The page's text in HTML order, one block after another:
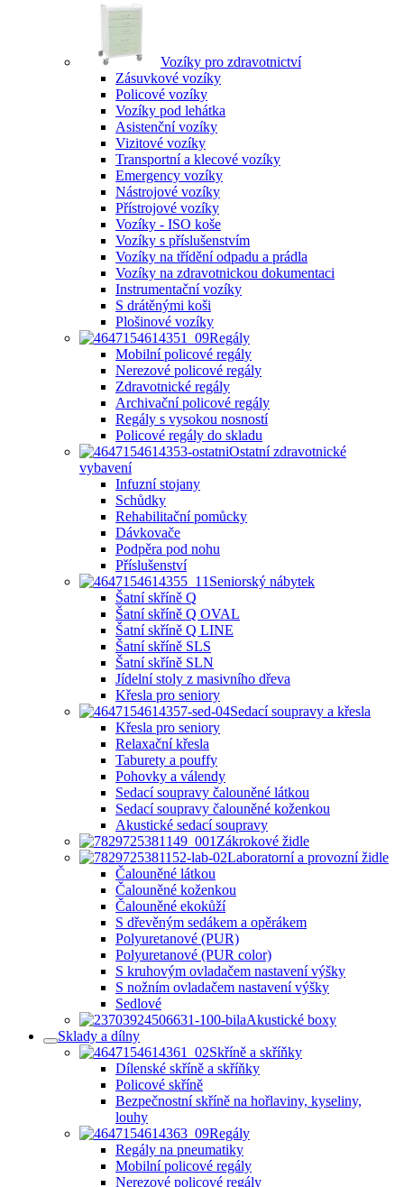
Vozíky pro zdravotnictví
Zásuvkové vozíky
Policové vozíky
Vozíky pod lehátka
Asistenční vozíky
Vizitové vozíky
Transportní a klecové vozíky
Emergency vozíky
Nástrojové vozíky
Přístrojové vozíky
Vozíky - ISO koše
Vozíky s příslušenstvím
Vozíky na třídění odpadu a prádla
Vozíky na zdravotnickou dokumentaci
Instrumentační vozíky
S drátěnými koši
Plošinové vozíky
Regály
Mobilní policové regály
Nerezové policové regály
Zdravotnické regály
Archivační policové regály
Regály s vysokou nosností
Policové regály do skladu
Ostatní zdravotnické
vybavení
Infuzní stojany
Schůdky
Rehabilitační pomůcky
Dávkovače
Podpěra pod nohu
Příslušenství
Seniorský nábytek
Šatní skříně Q
Šatní skříně Q OVAL
Šatní skříně Q LINE
Šatní skříně SLS
Šatní skříně SLN
Jídelní stoly z masivního dřeva
Křesla pro seniory
Sedací soupravy a křesla
Křesla pro seniory
Relaxační křesla
Taburety a pouffy
Pohovky a válendy
Sedací soupravy čalouněné látkou
Sedací soupravy čalouněné koženkou
Akustické sedací soupravy
Zákrokové židle
Laboratorní a provozní židle
Čalouněné látkou
Čalouněné koženkou
Čalouněné ekokůží
S dřevěným sedákem a opěrákem
Polyuretanové (PUR)
Polyuretanové (PUR color)
S kruhovým ovladačem nastavení výšky
S nožním ovladačem nastavení výšky
Sedlové
Akustické boxy
Sklady a dílny
Skříně a skříňky
Dílenské skříně a skříňky
Policové skříně
Bezpečnostní skříně na hořlaviny, kyseliny,
louhy
Regály
Regály na pneumatiky
Mobilní policové regály
Nerezové policové regály